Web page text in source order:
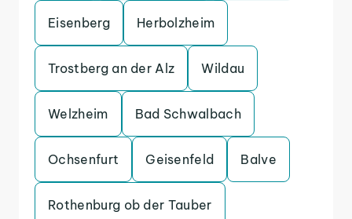
Eisenberg Herbolzheim
Trostberg an der Alz Wildau
Welzheim Bad Schwalbach
Ochsenfurt Geisenfeld Balve
Rothenburg ob der Tauber